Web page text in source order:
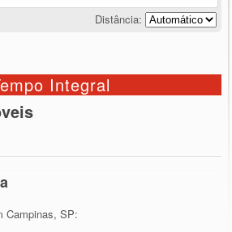
Distância:
Integral
Campinas, SP: